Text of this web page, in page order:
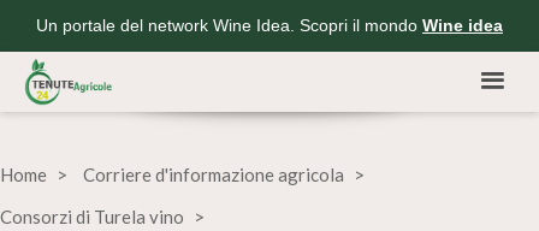
Un portale del network Wine Idea. Scopri il mondo Wine idea
Home
Corriere d'informazione agricola
Consorzi di Turela vino